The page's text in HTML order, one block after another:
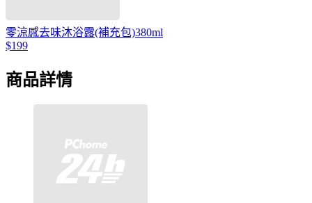
零涼感去味沐浴露(補充包)380ml
$199
商品詳情